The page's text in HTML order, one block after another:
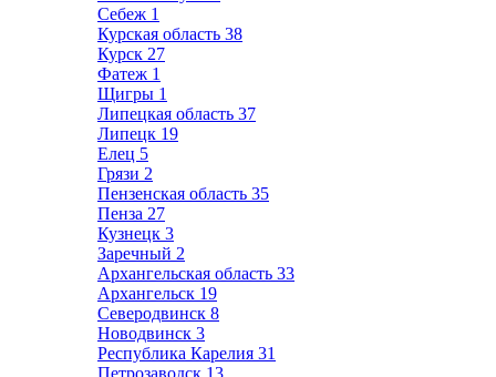
Себеж 1
Курская область 38
Курск 27
Фатеж 1
Щигры 1
Липецкая область 37
Липецк 19
Елец 5
Грязи 2
Пензенская область 35
Пенза 27
Кузнецк 3
Заречный 2
Архангельская область 33
Архангельск 19
Северодвинск 8
Новодвинск 3
Республика Карелия 31
Петрозаводск 13